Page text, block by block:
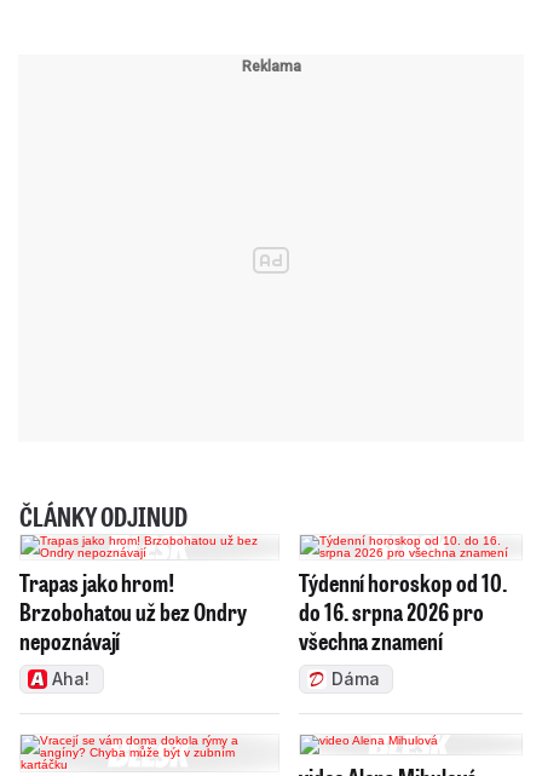
ČLÁNKY ODJINUD
Trapas jako hrom!
Brzobohatou už bez Ondry
nepoznávají
Aha!
Týdenní horoskop od 10.
do 16. srpna 2026 pro
všechna znamení
Dáma